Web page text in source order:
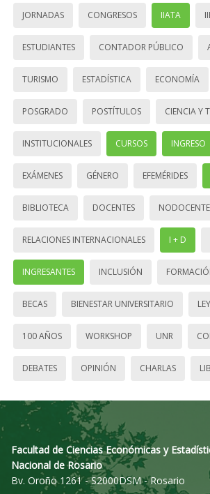
JORNADAS CONGRESOS IIATA
ESTUDIANTES CONTADOR PÚBLICO
TURISMO ESTADÍSTICA ECONOMÍA
POSGRADO POSTÍTULOS CIENCIA Y
INSTITUCIONALES CURSOS INGRESO
EXÁMENES GÉNERO EFEMÉRIDES
BIBLIOTECA DOCENTES
RELACIONES INTERNACIONALES I + D
INGRESANTES INCLUSIÓN
BECAS BIENESTAR UNIVERSITARIO
100 AÑOS WORKSHOP UNR
DEBATES OPINIÓN CHARLAS
Facultad de Ciencias Económicas y
Nacional de Rosario
Bv. Oroño 1261 - S2000DSM - Rosario